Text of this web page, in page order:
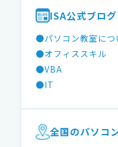
ISA公式ブログ
●パソコン教室につ
●オフィススキル
●VBA
●IT
全国のパソコ